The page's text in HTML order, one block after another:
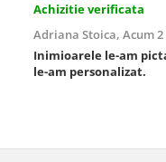
Achizitie verificata
Adriana Stoica, Acum
Inimioarele le-am
le-am personalizat.